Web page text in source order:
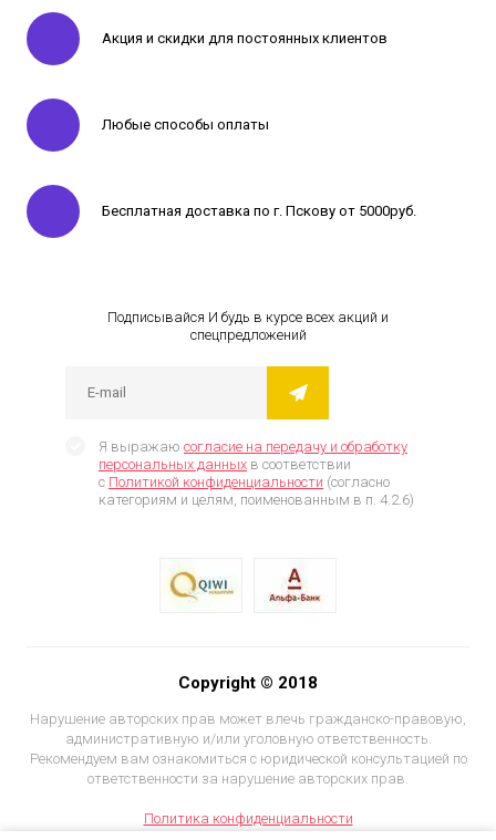
Акция и скидки для постоянных клиентов
Любые способы оплаты
Бесплатная доставка по г. Пскову от 5000руб.
Copyright © 2018
Нарушение авторских прав может влечь гражданско-правовую,
административную и/или уголовную ответственность.
Рекомендуем вам ознакомиться с юридической консультацией по
ответственности за нарушение авторских прав.
Политика конфиденциальности
Подписывайся И будь в курсе всех акций и
спецпредложений
Я выражаю согласие на передачу и обработку
персональных данных в соответствии
с Политикой конфиденциальности (согласно
категориям и целям, поименованным в п. 4.2.6)